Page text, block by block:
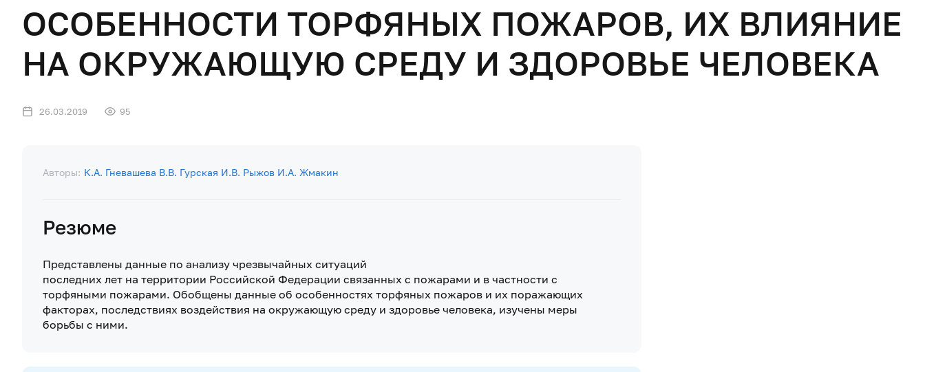
ОСОБЕННОСТИ ТОРФЯНЫХ ПОЖАРОВ, ИХ ВЛИЯНИЕ
НА ОКРУЖАЮЩУЮ СРЕДУ И ЗДОРОВЬЕ ЧЕЛОВЕКА
26.03.2019 95
Авторы: К.А. Гневашева В.В. Гурская И.В. Рыжов И.А. Жмакин
Резюме
Представлены данные по анализу чрезвычайных ситуаций
последних лет на территории Российской Федерации связанных с пожарами и в частности с
торфяными пожарами. Обобщены данные об особенностях торфяных пожаров и их поражающих
факторах, последствиях воздействия на окружающую среду и здоровье человека, изучены меры
борьбы с ними.